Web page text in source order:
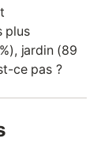
plus
jardin (89
ce pas ?